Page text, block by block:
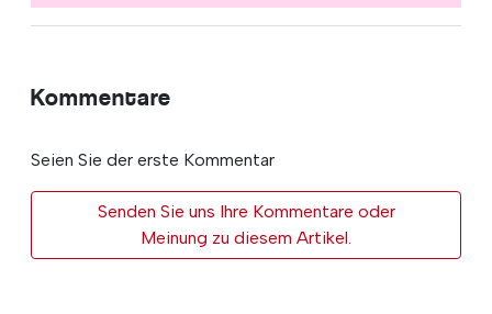
Kommentare
Seien Sie der erste Kommentar
Senden Sie uns Ihre Kommentare oder
Meinung zu diesem Artikel.